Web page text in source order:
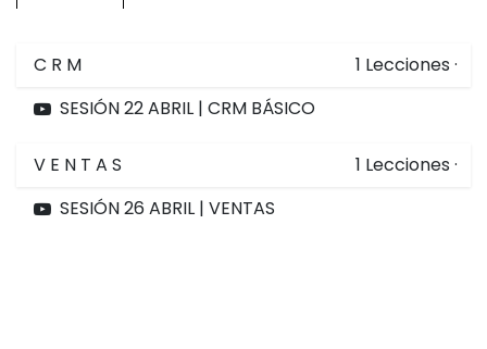
C R M 1 Lecciones ·
SESIÓN 22 ABRIL | CRM BÁSICO
V E N T A S 1 Lecciones ·
SESIÓN 26 ABRIL | VENTAS